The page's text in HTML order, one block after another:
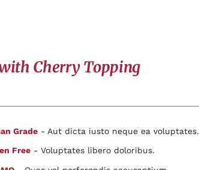
Cherry Topping
Grade- Aut dicta iusto neque ea voluptates.
Free- Voluptates libero doloribus.